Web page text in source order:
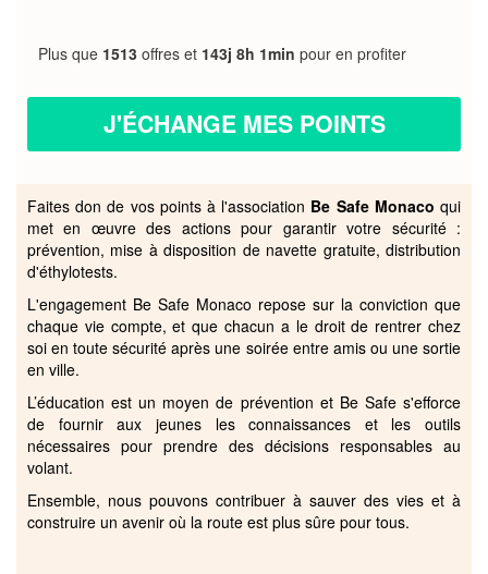
Plus que 1513 offres et 143j 8h 1min pour en profiter
J'ÉCHANGE MES POINTS
Faites don de vos points à l'association Be Safe Monaco qui
met en œuvre des actions pour garantir votre sécurité :
prévention, mise à disposition de navette gratuite, distribution
d'éthylotests.
L'engagement Be Safe Monaco repose sur la conviction que
chaque vie compte, et que chacun a le droit de rentrer chez
soi en toute sécurité après une soirée entre amis ou une sortie
en ville.
L’éducation est un moyen de prévention et Be Safe s'efforce
de fournir aux jeunes les connaissances et les outils
nécessaires pour prendre des décisions responsables au
volant.
Ensemble, nous pouvons contribuer à sauver des vies et à
construire un avenir où la route est plus sûre pour tous.